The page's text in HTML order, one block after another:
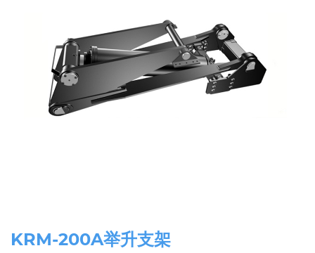
KRM-200A举升支架